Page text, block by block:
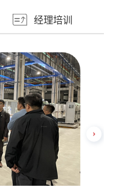
经理培训